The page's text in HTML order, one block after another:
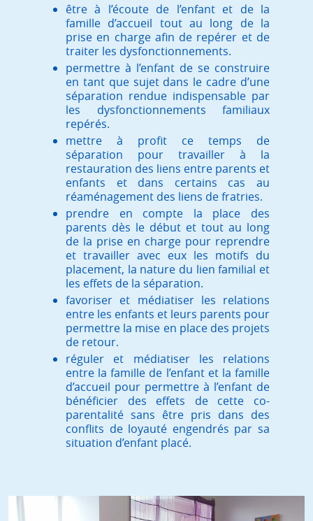
être à l’écoute de l’enfant et de la
famille d’accueil tout au long de la
prise en charge afin de repérer et de
traiter les dysfonctionnements.
permettre à l’enfant de se construire
en tant que sujet dans le cadre d’une
séparation rendue indispensable par
les dysfonctionnements familiaux
repérés.
mettre à profit ce temps de
séparation pour travailler à la
restauration des liens entre parents et
enfants et dans certains cas au
réaménagement des liens de fratries.
prendre en compte la place des
parents dès le début et tout au long
de la prise en charge pour reprendre
et travailler avec eux les motifs du
placement, la nature du lien familial et
les effets de la séparation.
favoriser et médiatiser les relations
entre les enfants et leurs parents pour
permettre la mise en place des projets
de retour.
réguler et médiatiser les relations
entre la famille de l’enfant et la famille
d’accueil pour permettre à l’enfant de
bénéficier des effets de cette co-
parentalité sans être pris dans des
conflits de loyauté engendrés par sa
situation d’enfant placé.